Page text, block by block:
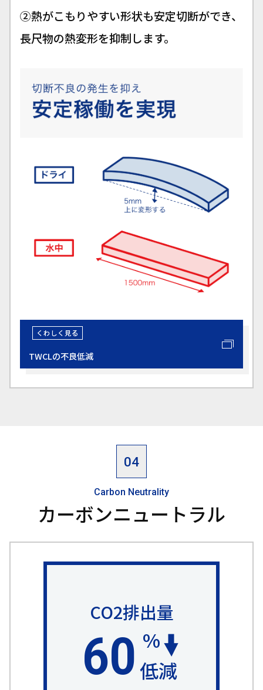
②熱がこもりやすい形状も安定切断ができ、
長尺物の熱変形を抑制します。
TWCLの不良低減
Carbon Neutrality
カーボンニュートラル
CO2排出量
60 %
低減